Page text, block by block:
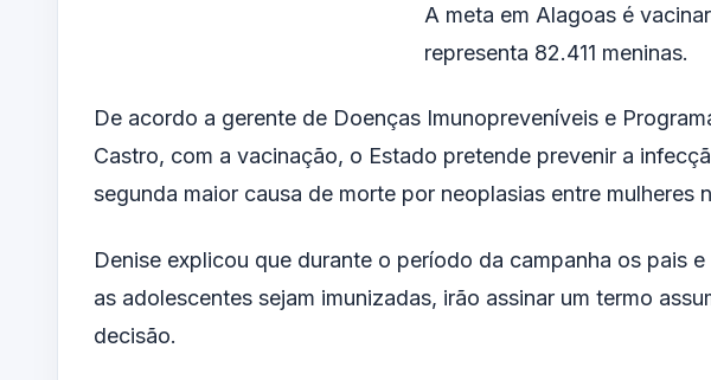
A meta em Alagoas é
representa 82.411 meninas.
De acordo a gerente de Doenças Imunopreveníveis e
Castro, com a vacinação, o Estado pretende prevenir a
segunda maior causa de morte por neoplasias entre mulheres
Denise explicou que durante o período da campanha os pais
as adolescentes sejam imunizadas, irão assinar um termo
decisão.